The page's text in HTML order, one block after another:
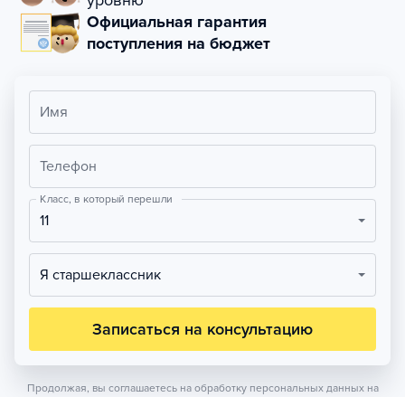
Официальная гарантия
поступления на бюджет
Имя
Телефон
Класс, в который перешли
11
Я старшеклассник
Записаться на консультацию
Продолжая, вы соглашаетесь на обработку персональных данных на